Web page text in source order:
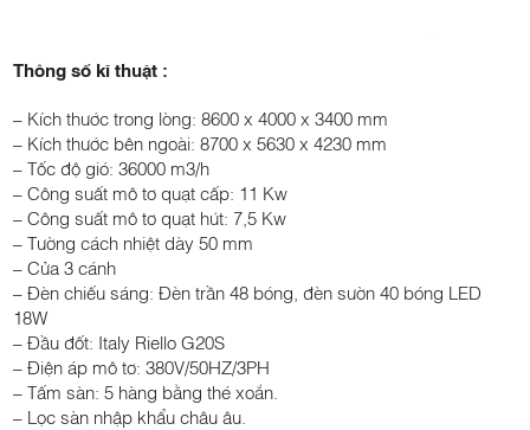
Thông số kĩ thuật :
– Kích thước trong lòng: 8600 x 4000 x 3400 mm
– Kích thước bên ngoài: 8700 x 5630 x 4230 mm
– Tốc độ gió: 36000 m3/h
– Công suất mô tơ quạt cấp: 11 Kw
– Công suất mô tơ quạt hút: 7,5 Kw
– Tường cách nhiệt dày 50 mm
– Cửa 3 cánh
– Đèn chiếu sáng: Đèn trần 48 bóng, đèn sườn 40 bóng LED
18W
– Đầu đốt: Italy Riello G20S
– Điện áp mô tơ: 380V/50HZ/3PH
– Tấm sàn: 5 hàng bằng thé xoắn.
– Lọc sàn nhập khẩu châu âu.